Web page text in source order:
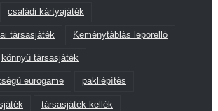
családi kártyajáték
társasjáték Keménytáblás leporelló
könnyű társasjáték
eurogame pakliépítés
társasjáték kellék